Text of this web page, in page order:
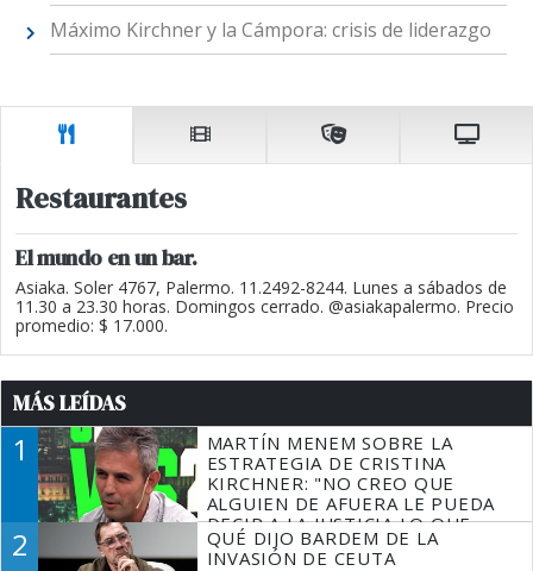
Máximo Kirchner y la Cámpora: crisis de liderazgo
Restaurantes
El mundo en un bar.
Asiaka. Soler 4767, Palermo. 11.2492-8244. Lunes a sábados de
11.30 a 23.30 horas. Domingos cerrado. @asiakapalermo. Precio
promedio: $ 17.000.
MÁS LEÍDAS
1
MARTÍN MENEM SOBRE LA
ESTRATEGIA DE CRISTINA
KIRCHNER: "NO CREO QUE
ALGUIEN DE AFUERA LE PUEDA
DECIR A LA JUSTICIA LO QUE
TIENE QUE HACER"
2
QUÉ DIJO BARDEM DE LA
INVASIÓN DE CEUTA